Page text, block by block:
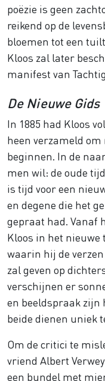
poëzie is geen
reikend op de
bloemen tot een
Kloos zal later
manifest van Tachtig.
De Nieuwe Gids
In 1885 had Kloos
heen verzameld om
beginnen. In de
men wil: de oude
is tijd voor een
en degene die het
gepraat had. Vanaf
Kloos in het
waarin hij de
zal geven op
verschijnen er
en beeldspraak zijn
beide dienen uniek
Om de critici te
vriend Albert
een bundel met